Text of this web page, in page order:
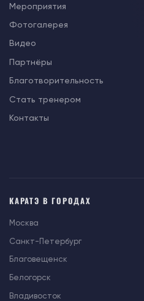
Мероприятия
Фотогалерея
Видео
Партнёры
Благотворительность
Стать тренером
Контакты
КАРАТЭ В ГОРОДАХ
Москва
Санкт-Петербург
Благовещенск
Белогорск
Владивосток